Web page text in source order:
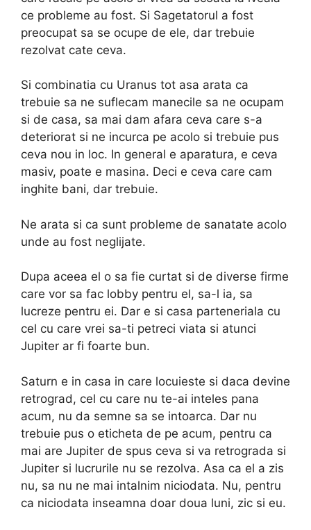
ce probleme au fost. Si Sagetatorul a fost
preocupat sa se ocupe de ele, dar trebuie
rezolvat cate ceva.
Si combinatia cu Uranus tot asa arata ca
trebuie sa ne suflecam manecile sa ne ocupam
si de casa, sa mai dam afara ceva care s-a
deteriorat si ne incurca pe acolo si trebuie pus
ceva nou in loc. In general e aparatura, e ceva
masiv, poate e masina. Deci e ceva care cam
inghite bani, dar trebuie.
Ne arata si ca sunt probleme de sanatate acolo
unde au fost neglijate.
Dupa aceea el o sa fie curtat si de diverse firme
care vor sa fac lobby pentru el, sa-l ia, sa
lucreze pentru ei. Dar e si casa parteneriala cu
cel cu care vrei sa-ti petreci viata si atunci
Jupiter ar fi foarte bun.
Saturn e in casa in care locuieste si daca devine
retrograd, cel cu care nu te-ai inteles pana
acum, nu da semne sa se intoarca. Dar nu
trebuie pus o eticheta de pe acum, pentru ca
mai are Jupiter de spus ceva si va retrograda si
Jupiter si lucrurile nu se rezolva. Asa ca el a zis
nu, sa nu ne mai intalnim niciodata. Nu, pentru
ca niciodata inseamna doar doua luni, zic si eu.